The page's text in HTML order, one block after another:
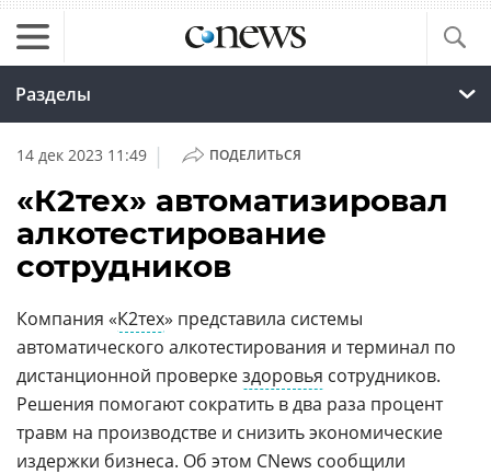
Разделы
14 дек 2023 11:49 | ПОДЕЛИТЬСЯ
«К2тех» автоматизировал
алкотестирование
сотрудников
Компания «К2тех» представила системы
автоматического алкотестирования и терминал по
дистанционной проверкездоровья сотрудников.
Решения помогают сократить в два раза процент
травм на производстве и снизить экономические
издержки бизнеса. Об этом CNews сообщили